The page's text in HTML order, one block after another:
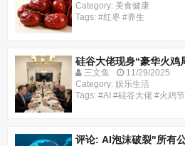
Category: 美食健康
Tags: #红枣 #养生
三文鱼
11/29/2025
Category: 娱乐生活
Tags: #AI #硅谷大佬 #火鸡节